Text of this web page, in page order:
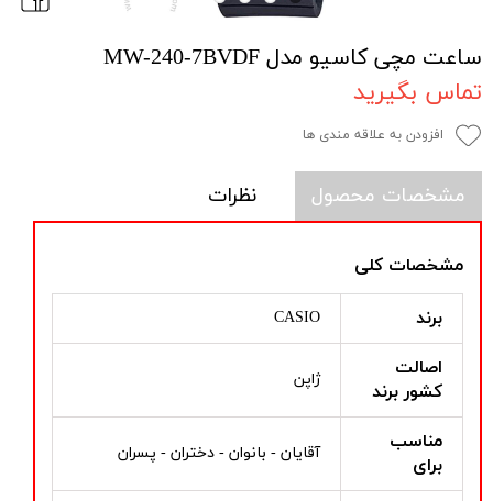
ساعت مچی کاسیو مدل MW-240-7BVDF
تماس بگیرید
افزودن به علاقه مندی ها
مشخصات محصول نظرات
مشخصات کلی
برند CASIO
اصالت
کشور برند
ژاپن
مناسب
برای
آقایان - بانوان - دختران - پسران